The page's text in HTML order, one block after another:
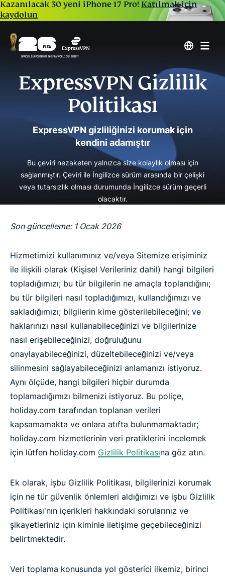
Kazanılacak 30 yeni iPhone 17 Pro! Katılmak için
kaydolun
ExpressVPN Gizlilik
Politikası
ExpressVPN gizliliğinizi korumak için
kendini adamıştır
Bu çeviri nezaketen yalnızca size kolaylık olması için
sağlanmıştır. Çeviri ile İngilizce sürüm arasında bir çelişki
veya tutarsızlık olması durumunda İngilizce sürüm geçerli
olacaktır.
Son güncelleme: 1 Ocak 2026
Hizmetimizi kullanımınız ve/veya Sitemize erişiminiz
ile ilişkili olarak (Kişisel Verileriniz dahil) hangi bilgileri
topladığımızı; bu tür bilgilerin ne amaçla toplandığını;
bu tür bilgileri nasıl topladığımızı, kullandığımızı ve
sakladığımızı; bilgilerin kime gösterilebileceğini; ve
haklarınızı nasıl kullanabileceğinizi ve bilgilerinize
nasıl erişebileceğinizi, doğruluğunu
onaylayabileceğinizi, düzeltebileceğinizi ve/veya
silinmesini sağlayabileceğinizi anlamanızı istiyoruz.
Aynı ölçüde, hangi bilgileri hiçbir durumda
toplamadığımızı bilmenizi istiyoruz. Bu poliçe,
holiday.com tarafından toplanan verileri
kapsamamakta ve onlara atıfta bulunmamaktadır;
holiday.com hizmetlerinin veri pratiklerini incelemek
için lütfen holiday.com Gizlilik Politikasına göz atın.
Ek olarak, işbu Gizlilik Politikası, bilgilerinizi korumak
için ne tür güvenlik önlemleri aldığımızı ve işbu Gizlilik
Politikası'nın içerikleri hakkındaki sorularınız ve
şikayetleriniz için kiminle iletişime geçebileceğinizi
belirtmektedir.
Veri toplama konusunda yol gösterici ilkemiz, birinci